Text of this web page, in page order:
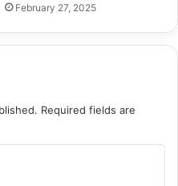
February 27, 2025
Required fields are